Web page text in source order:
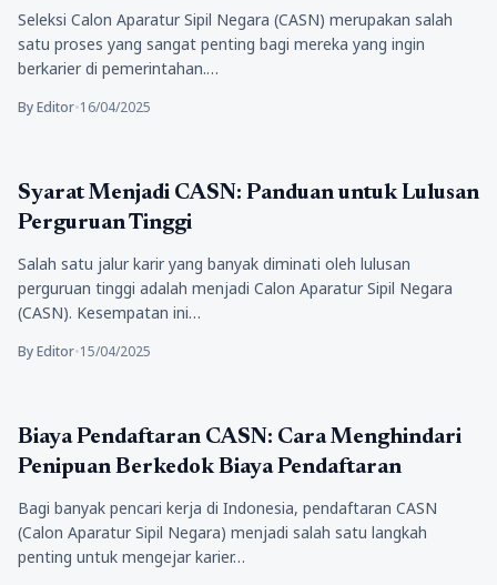
Seleksi Calon Aparatur Sipil Negara (CASN) merupakan salah
satu proses yang sangat penting bagi mereka yang ingin
berkarier di pemerintahan.…
By Editor•16/04/2025
Pendidikan
Syarat Menjadi CASN: Panduan untuk Lulusan
Perguruan Tinggi
Salah satu jalur karir yang banyak diminati oleh lulusan
perguruan tinggi adalah menjadi Calon Aparatur Sipil Negara
(CASN). Kesempatan ini…
By Editor•15/04/2025
Pendidikan
Biaya Pendaftaran CASN: Cara Menghindari
Penipuan Berkedok Biaya Pendaftaran
Bagi banyak pencari kerja di Indonesia, pendaftaran CASN
(Calon Aparatur Sipil Negara) menjadi salah satu langkah
penting untuk mengejar karier…